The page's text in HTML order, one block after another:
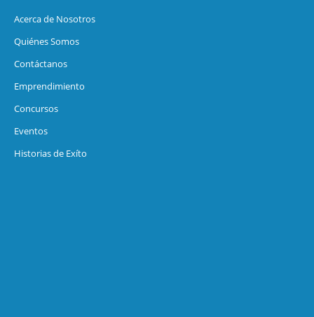
Acerca de Nosotros
Quiénes Somos
Contáctanos
Emprendimiento
Concursos
Eventos
Historias de Exíto